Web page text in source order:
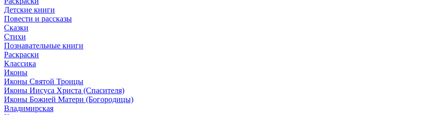
Детские книги
Повести и рассказы
Сказки
Стихи
Познавательные книги
Раскраски
Классика
Иконы
Иконы Святой Троицы
Иконы Иисуса Христа (Спасителя)
Иконы Божией Матери (Богородицы)
Владимирская